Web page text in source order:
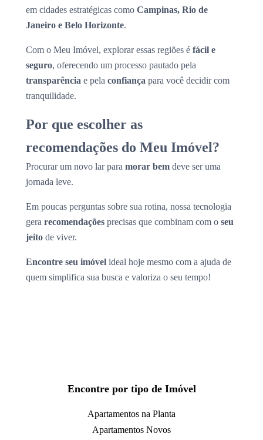
em cidades estratégicas como Campinas, Rio de
Janeiro e Belo Horizonte.
Com o Meu Imóvel, explorar essas regiões é fácil e
seguro, oferecendo um processo pautado pela
transparência e pela confiança para você decidir com
tranquilidade.
Por que escolher as
recomendações do Meu Imóvel?
Procurar um novo lar para morar bem deve ser uma
jornada leve.
Em poucas perguntas sobre sua rotina, nossa tecnologia
gera recomendações precisas que combinam com o seu
jeito de viver.
Encontre seu imóvel ideal hoje mesmo com a ajuda de
quem simplifica sua busca e valoriza o seu tempo!
Encontre por tipo de Imóvel
Apartamentos na Planta
Apartamentos Novos